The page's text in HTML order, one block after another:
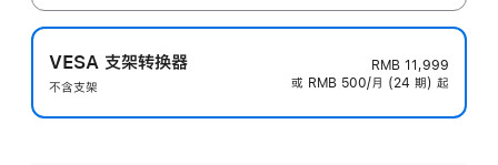
VESA 支架转换器
不含支架
RMB 11,999
或 RMB 500/月 (24 期) 起